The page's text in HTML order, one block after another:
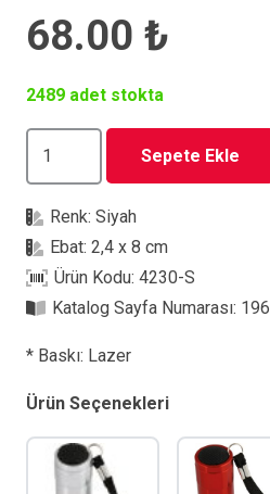
68.00 ₺
2489 adet stokta
adet
Sepete Ekle
Renk:Siyah
Ebat:2,4 x 8 cm
Ürün Kodu:4230-S
Katalog Sayfa Numarası: 196
* Baskı: Lazer
Ürün Seçenekleri